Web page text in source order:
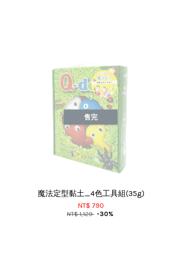
售完
魔法定型黏土_4色工具組(35g)
NT$ 790
NT$ 1,129 -30%